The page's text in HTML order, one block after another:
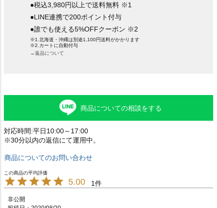
●税込3,980円以上で送料無料 ※1
●LINE連携で200ポイント付与
●誰でも使える5%OFFクーポン ※2
※1.北海道・沖縄は別途1,100円送料がかかります
※2.カートに自動付与
→返品について
商品についての相談をする
対応時間:平日10:00～17:00
※30分以内の返信にて運用中。
商品についてのお問い合わせ
5.00 1
非公開